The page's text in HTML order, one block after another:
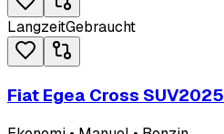
LangzeitGebraucht
Fiat Egea Cross SUV2025